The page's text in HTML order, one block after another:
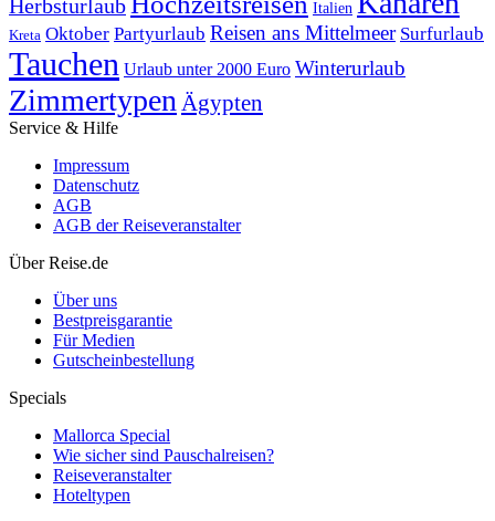
Herbsturlaub Italien
Kreta Oktober Partyurlaub Reisen ans Mittelmeer Surfurlaub
Tauchen Urlaub unter 2000 Euro Winterurlaub
Zimmertypen Ägypten
Service & Hilfe
Impressum
Datenschutz
AGB
AGB der Reiseveranstalter
Über Reise.de
Über uns
Bestpreisgarantie
Für Medien
Gutscheinbestellung
Specials
Mallorca Special
Wie sicher sind Pauschalreisen?
Reiseveranstalter
Hoteltypen